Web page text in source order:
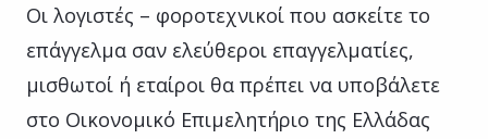
Οι λογιστές – φοροτεχνικοί που ασκείτε το
επάγγελμα σαν ελεύθεροι επαγγελματίες,
μισθωτοί ή εταίροι θα πρέπει να υποβάλετε
στο Οικονομικό Επιμελητήριο της Ελλάδας